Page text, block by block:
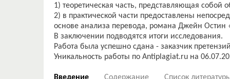
1) теоретическая часть, представляющая собой
2) в практической части предоставлены
основе анализа перевода, романа Джейн Остин
В заключении подводятся итоги исследования.
Работа была успешно сдана - заказчик